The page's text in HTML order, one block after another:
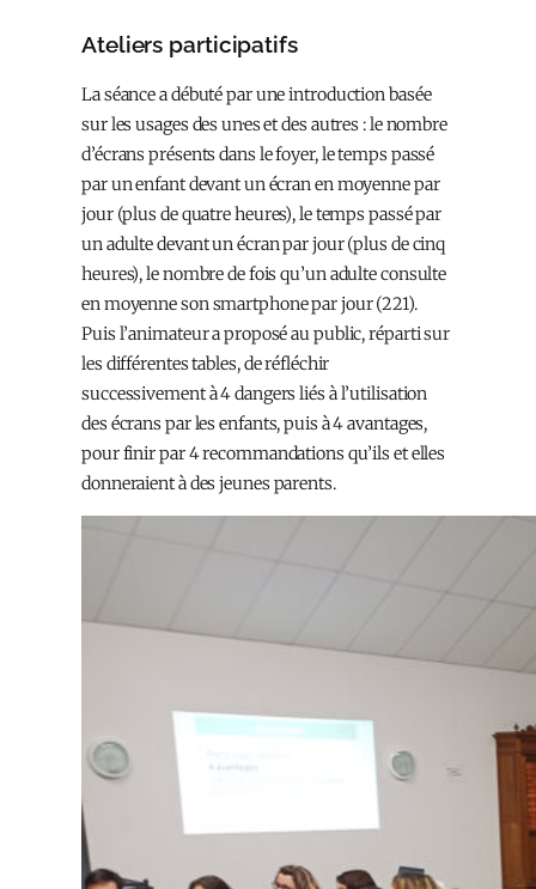
Ateliers participatifs
La séance a débuté par une introduction basée
sur les usages des un·es et des autres : le nombre
d’écrans présents dans le foyer, le temps passé
par un enfant devant un écran en moyenne par
jour (plus de quatre heures), le temps passé par
un adulte devant un écran par jour (plus de cinq
heures), le nombre de fois qu’un adulte consulte
en moyenne son smartphone par jour (221).
Puis l’animateur a proposé au public, réparti sur
les différentes tables, de réfléchir
successivement à 4 dangers liés à l’utilisation
des écrans par les enfants, puis à 4 avantages,
pour finir par 4 recommandations qu’ils et elles
donneraient à des jeunes parents.